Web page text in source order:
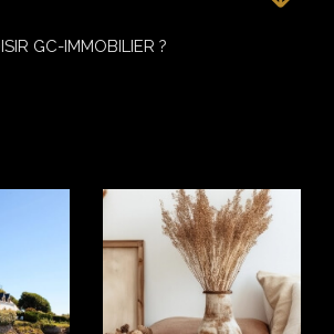
GC-IMMOBILIER ?
de Guingamp. Qu'il s'agisse de
ou de l'investissement, nous
des conseils avisés et